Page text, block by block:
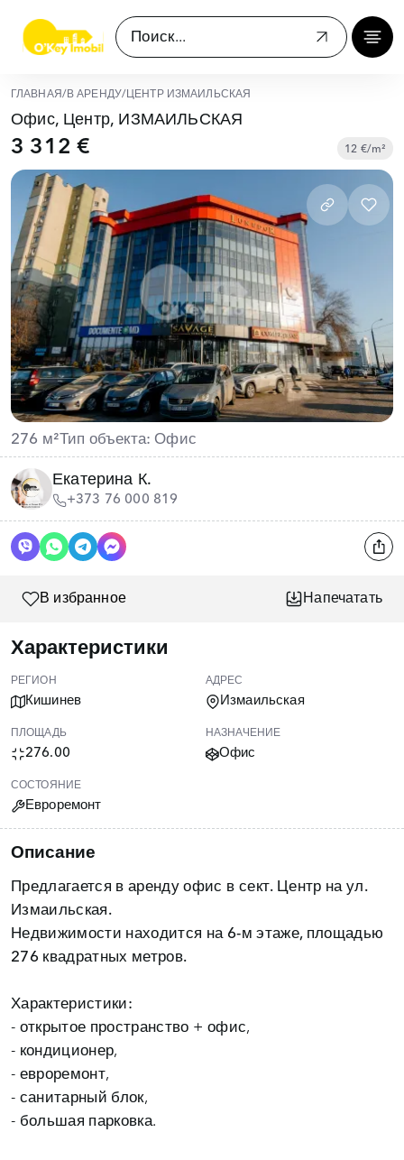
ГЛАВНАЯ/ В АРЕНДУ/ ЦЕНТР ИЗМАИЛЬСКАЯ
Офис, Центр, ИЗМАИЛЬСКАЯ
3 312 € 12 €/m²
276 м²Тип объекта: Офис
Екатерина К.
+373 76 000 819
В избранное Напечатать
Характеристики
РЕГИОН
Кишинев
АДРЕС
Измаильская
ПЛОЩАДЬ
276.00
НАЗНАЧЕНИЕ
Офис
СОСТОЯНИЕ
Евроремонт
Описание
Предлагается в аренду офис в сект. Центр на ул.
Измаильская.
Недвижимости находится на6-м этаже, площадью
276 квадратных метров.
Характеристики:
- открытое пространство + офис,
- кондиционер,
- евроремонт,
- санитарный блок,
- большая парковка.